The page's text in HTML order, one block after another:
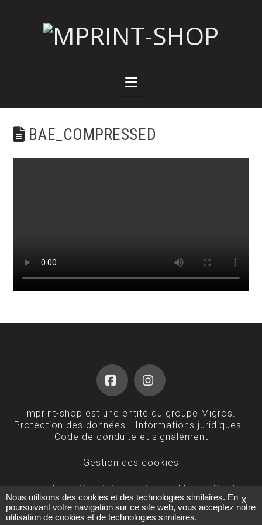
Navigation
BAE_COMPRESSED
FacebookInstagram
mprint-shop est une entité du groupe Migros.
Protection des données - Informations juridiques -
Code de conduite et signalement
Gestion des cookies
mprint-shop - Société coopérative Migros Genève
- Rue Alexandre-Gavard 35 - 1227 Carouge
X
Nous utilisons des cookies et des technologies similaires. En
poursuivant votre navigation sur ce site web, vous acceptez notre
utilisation de cookies et de technologies similaires.